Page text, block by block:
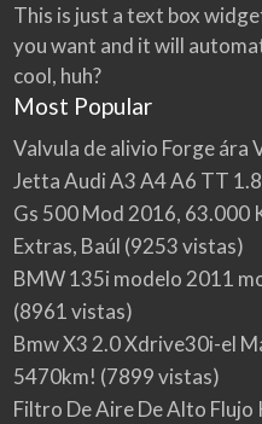
This is just a text box
you want and it will
cool, huh?
Most Popular
Valvula de alivio Forge ára
Jetta Audi A3 A4 A6 TT
Gs 500 Mod 2016, 63.000
Extras, Baúl (9253 vistas)
BMW 135i modelo 2011
(8961 vistas)
Bmw X3 2.0 Xdrive30i-el
5470km! (7899 vistas)
Filtro De Aire De Alto Flujo